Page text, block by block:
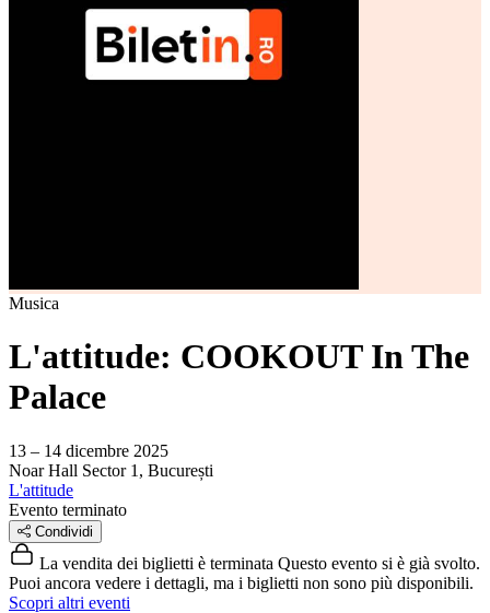
Musica
L'attitude: COOKOUT In The
Palace
13 – 14 dicembre 2025
Noar Hall Sector 1, București
L'attitude
Evento terminato
Condividi
La vendita dei biglietti è terminata Questo evento si è già svolto.
Puoi ancora vedere i dettagli, ma i biglietti non sono più disponibili.
Scopri altri eventi